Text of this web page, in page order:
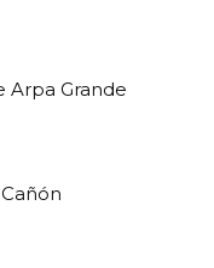
Arpa Grande